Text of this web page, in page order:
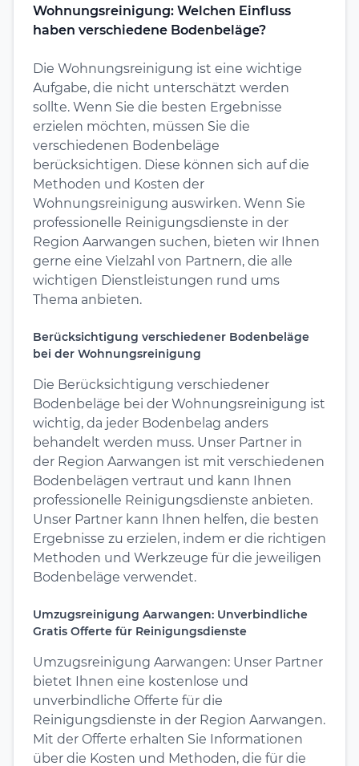
Wohnungsreinigung: Welchen Einfluss
haben verschiedene Bodenbeläge?
Die Wohnungsreinigung ist eine wichtige
Aufgabe, die nicht unterschätzt werden
sollte. Wenn Sie die besten Ergebnisse
erzielen möchten, müssen Sie die
verschiedenen Bodenbeläge
berücksichtigen. Diese können sich auf die
Methoden und Kosten der
Wohnungsreinigung auswirken. Wenn Sie
professionelle Reinigungsdienste in der
Region Aarwangen suchen, bieten wir Ihnen
gerne eine Vielzahl von Partnern, die alle
wichtigen Dienstleistungen rund ums
Thema anbieten.
Berücksichtigung verschiedener Bodenbeläge
bei der Wohnungsreinigung
Die Berücksichtigung verschiedener
Bodenbeläge bei der Wohnungsreinigung ist
wichtig, da jeder Bodenbelag anders
behandelt werden muss. Unser Partner in
der Region Aarwangen ist mit verschiedenen
Bodenbelägen vertraut und kann Ihnen
professionelle Reinigungsdienste anbieten.
Unser Partner kann Ihnen helfen, die besten
Ergebnisse zu erzielen, indem er die richtigen
Methoden und Werkzeuge für die jeweiligen
Bodenbeläge verwendet.
Umzugsreinigung Aarwangen: Unverbindliche
Gratis Offerte für Reinigungsdienste
Umzugsreinigung Aarwangen: Unser Partner
bietet Ihnen eine kostenlose und
unverbindliche Offerte für die
Reinigungsdienste in der Region Aarwangen.
Mit der Offerte erhalten Sie Informationen
über die Kosten und Methoden, die für die